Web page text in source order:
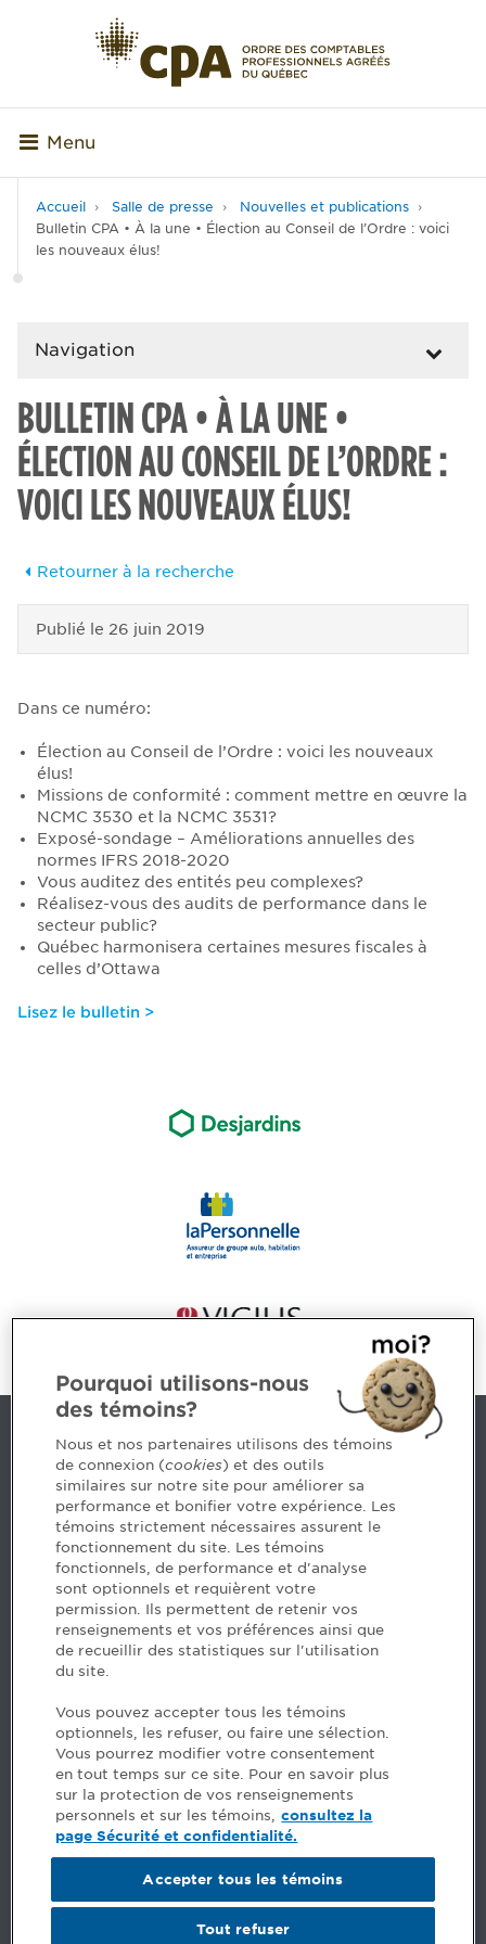
Menu
Accueil Salle de presse
Nouvelles et publications
Bulletin CPA • À la une • Élection au Conseil de l’Ordre : voici
les nouveaux élus!
Navigation
BULLETIN CPA • À LA UNE •
ÉLECTION AU CONSEIL DE L’ORDRE :
VOICI LES NOUVEAUX ÉLUS!
Retourner à la recherche
Publié le 26 juin 2019
Dans ce numéro:
Élection au Conseil de l’Ordre : voici les nouveaux
élus!
Missions de conformité : comment mettre en œuvre la
NCMC 3530 et la NCMC 3531?
Exposé-sondage – Améliorations annuelles des
normes IFRS 2018-2020
Vous auditez des entités peu complexes?
Réalisez-vous des audits de performance dans le
secteur public?
Québec harmonisera certaines mesures fiscales à
celles d’Ottawa
Lisez le bulletin >
Nous joindre
5, Place Ville Marie, bureau 800, Montréal (Québec)
H3B 2G2
www.cpaquebec.ca
Des questions? Faites appel à notre équipe >
Envie de mettre de l’Ordre dans votre carrière? Voyez
les postes disponibles >
Facebook - Devenir CPA
Instagram
LinkedIn - CPA
LinkedIn - 20 minutes CPA
LinkedIn - Emploi CPA
TikTok
Commentaires
Sécurité et confidentialité
Pourquoi utilisons-nous
des témoins?
Nous et nos partenaires utilisons des témoins
de connexion (cookies) et des outils
similaires sur notre site pour améliorer sa
performance et bonifier votre expérience. Les
témoins strictement nécessaires assurent le
fonctionnement du site. Les témoins
fonctionnels, de performance et d'analyse
sont optionnels et requièrent votre
permission. Ils permettent de retenir vos
renseignements et vos préférences ainsi que
de recueillir des statistiques sur l'utilisation
du site.
Vous pouvez accepter tous les témoins
optionnels, les refuser, ou faire une sélection.
Vous pourrez modifier votre consentement
en tout temps sur ce site. Pour en savoir plus
sur la protection de vos renseignements
personnels et sur les témoins, consultez la
page Sécurité et confidentialité.
Tout refuser
Accepter tous les témoins